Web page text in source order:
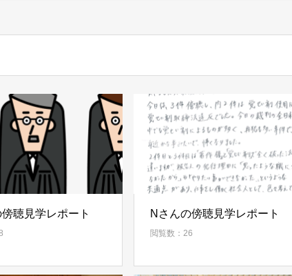
聴見学レポート Nさんの傍聴見学レポート
閲覧数：26